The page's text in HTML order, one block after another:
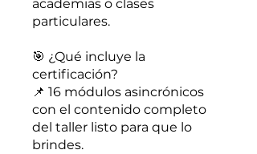
academias o clases
particulares.
🎯 ¿Qué incluye la
certificación?
📌 16 módulos asincrónicos
con el contenido completo
del taller listo para que lo
brindes.